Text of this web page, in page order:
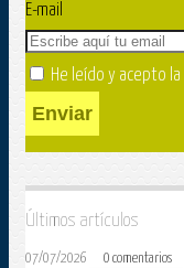
E-mail
He leído y acepto la
Enviar
Últimos artículos
07/07/2026 0 comentarios